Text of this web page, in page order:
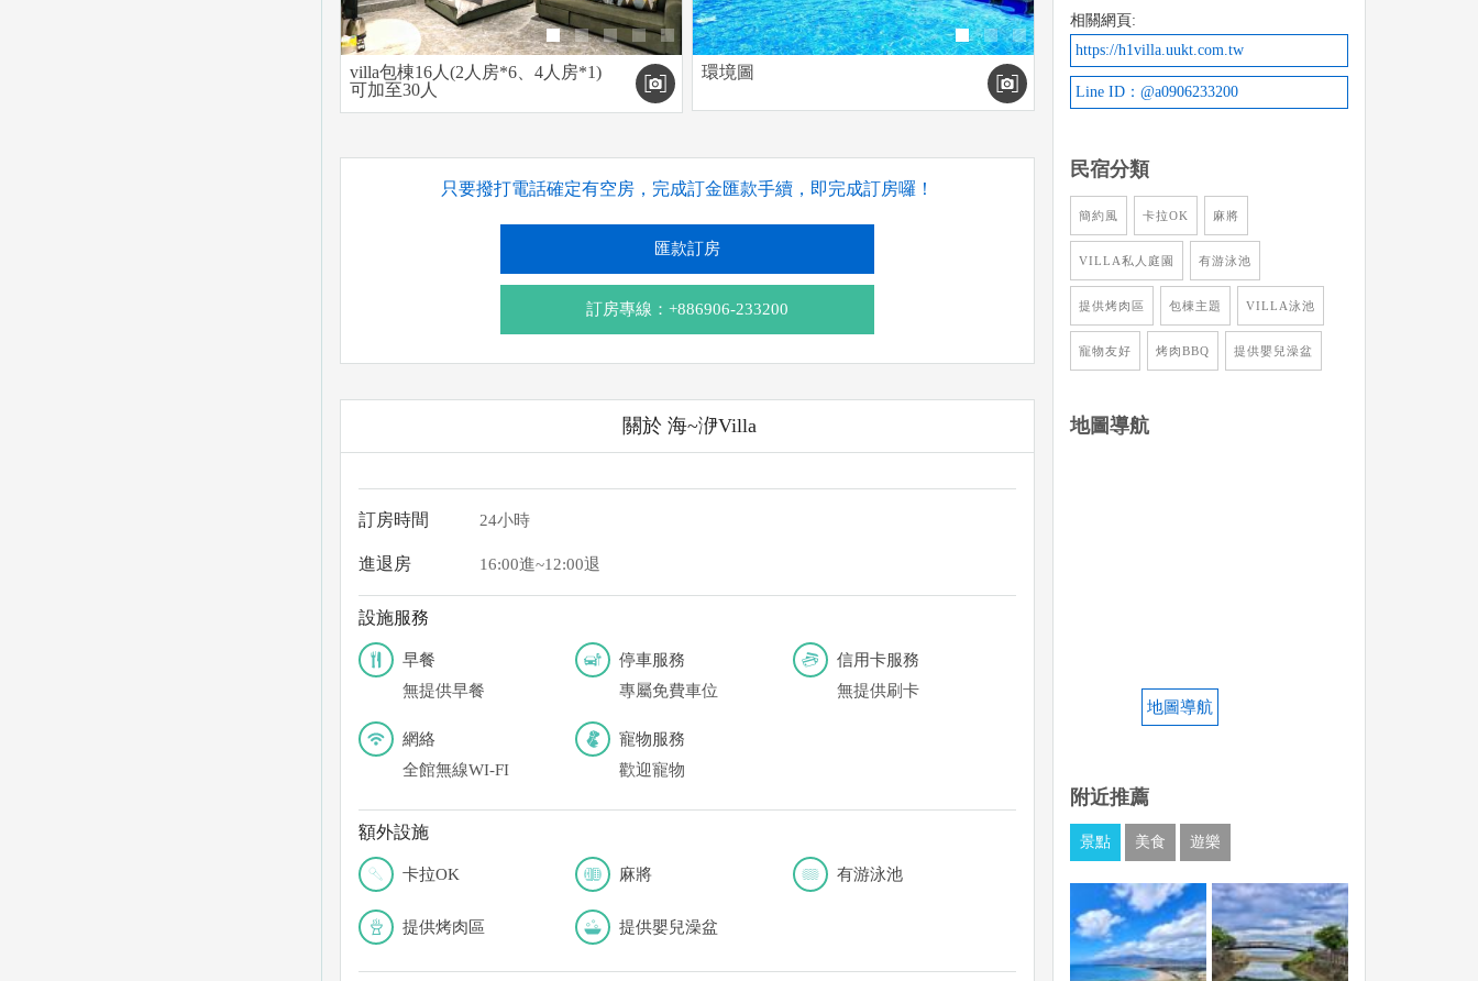
villa包棟16人(2人房*6、4人房*1)
可加至30人
環境圖
只要撥打電話確定有空房，完成訂金匯款手續，即完成訂房囉！
匯款訂房
訂房專線：+886906-233200
關於 海~洢Villa
訂房時間 24小時
進退房 16:00進~12:00退
設施服務
早餐
無提供早餐
停車服務
專屬免費車位
信用卡服務
無提供刷卡
網絡
全館無線WI-FI
寵物服務
歡迎寵物
額外設施
卡拉OK 麻將 有游泳池
提供烤肉區 提供嬰兒澡盆
相關網頁:
https://h1villa.uukt.com.tw
Line ID：@a0906233200
民宿分類
簡約風 卡拉OK 麻將
VILLA私人庭園 有游泳池
提供烤肉區 包棟主題 VILLA泳池
寵物友好 烤肉BBQ 提供嬰兒澡盆
地圖導航
地圖導航
附近推薦
景點 美食 遊樂